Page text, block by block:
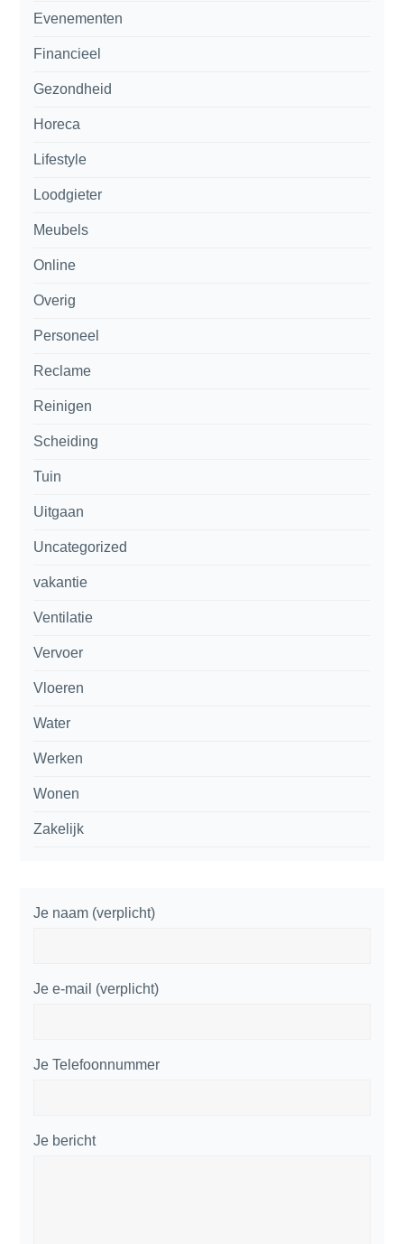
Evenementen
Financieel
Gezondheid
Horeca
Lifestyle
Loodgieter
Meubels
Online
Overig
Personeel
Reclame
Reinigen
Scheiding
Tuin
Uitgaan
Uncategorized
vakantie
Ventilatie
Vervoer
Vloeren
Water
Werken
Wonen
Zakelijk
Je naam (verplicht)
Je e-mail (verplicht)
Je Telefoonnummer
Je bericht